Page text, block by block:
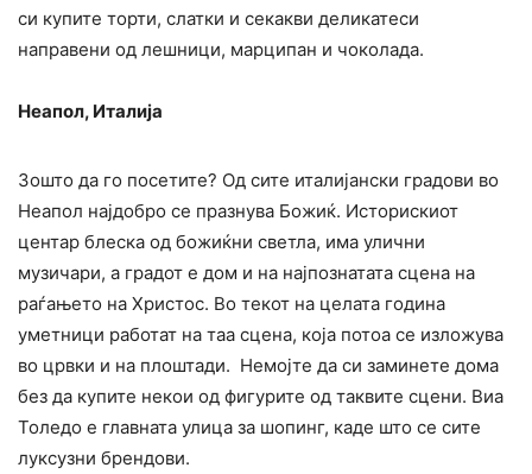
си купите торти, слатки и секакви деликатеси
направени од лешници, марципан и чоколада.
Неапол, Италија
Зошто да го посетите? Од сите италијански градови во
Неапол најдобро се празнува Божиќ. Историскиот
центар блеска од божиќни светла, има улични
музичари, а градот е дом и на најпознатата сцена на
раѓањето на Христос. Во текот на целата година
уметници работат на таа сцена, која потоа се изложува
во црвки и на плоштади. Немојте да си заминете дома
без да купите некои од фигурите од таквите сцени. Виа
Толедо е главната улица за шопинг, каде што се сите
луксузни брендови.